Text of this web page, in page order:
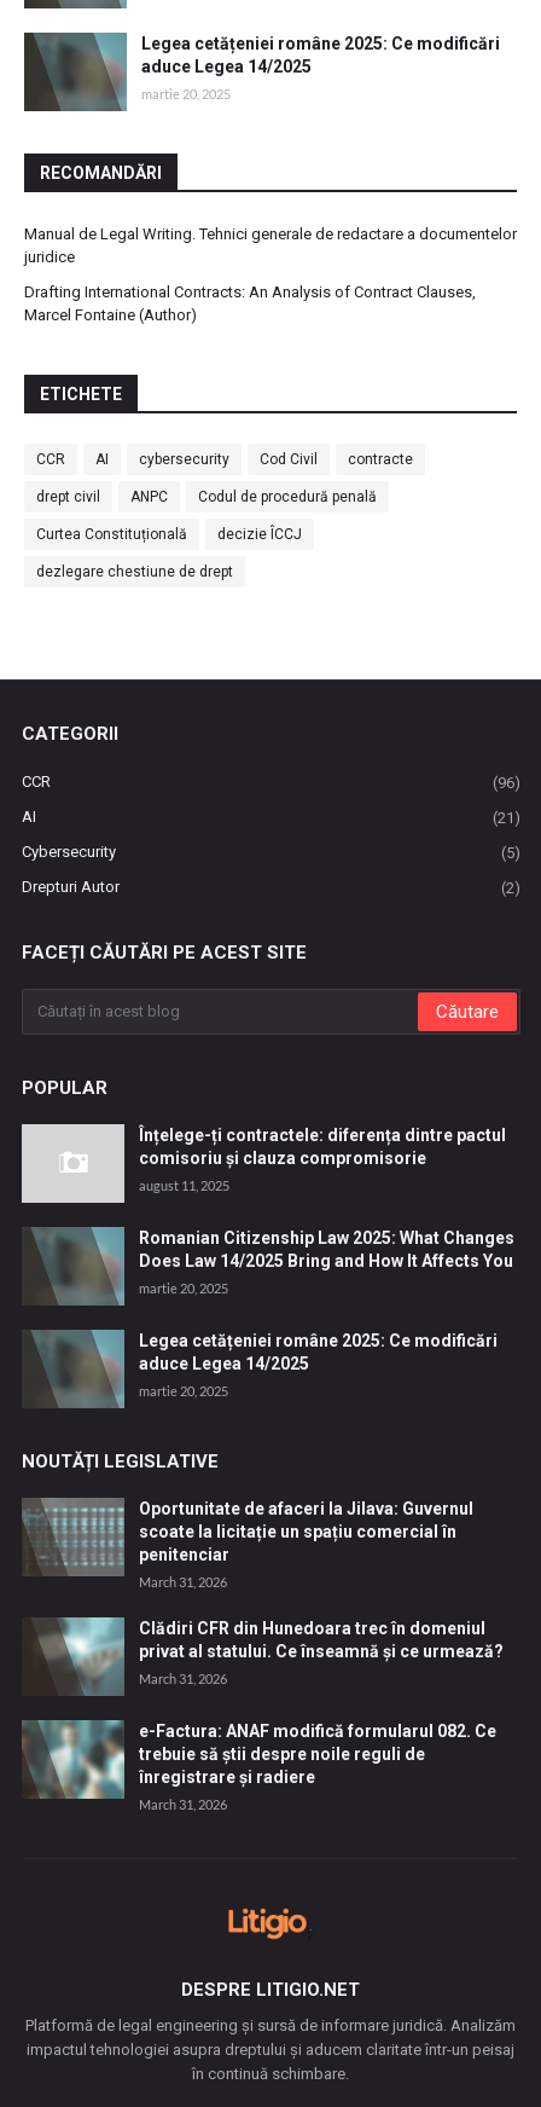
Legea cetățeniei române 2025: Ce modificări
aduce Legea 14/2025
martie 20, 2025
RECOMANDĂRI
Manual de Legal Writing. Tehnici generale de redactare a documentelor
juridice
Drafting International Contracts: An Analysis of Contract Clauses,
Marcel Fontaine (Author)
ETICHETE
CCR AI cybersecurity Cod Civil contracte
drept civil ANPC Codul de procedură penală
Curtea Constituțională decizie ÎCCJ
dezlegare chestiune de drept
CATEGORII
CCR
(96)
AI
(21)
Cybersecurity
(5)
Drepturi Autor
(2)
FACEȚI CĂUTĂRI PE ACEST SITE
POPULAR
Înțelege-ți contractele: diferența dintre pactul
comisoriu și clauza compromisorie
august 11, 2025
Romanian Citizenship Law 2025: What Changes
Does Law 14/2025 Bring and How It Affects You
martie 20, 2025
Legea cetățeniei române 2025: Ce modificări
aduce Legea 14/2025
martie 20, 2025
NOUTĂȚI LEGISLATIVE
Oportunitate de afaceri la Jilava: Guvernul
scoate la licitație un spațiu comercial în
penitenciar
March 31, 2026
Clădiri CFR din Hunedoara trec în domeniul
privat al statului. Ce înseamnă și ce urmează?
March 31, 2026
e-Factura: ANAF modifică formularul 082. Ce
trebuie să știi despre noile reguli de
înregistrare și radiere
March 31, 2026
DESPRE LITIGIO.NET
Platformă de legal engineering și sursă de informare juridică. Analizăm
impactul tehnologiei asupra dreptului și aducem claritate într-un peisaj
în continuă schimbare.